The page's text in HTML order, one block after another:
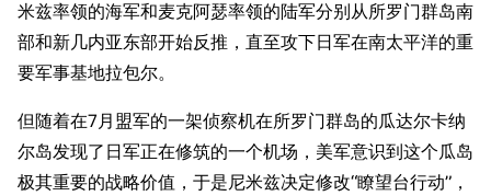
米兹率领的海军和麦克阿瑟率领的陆军分别从所罗门群岛南
部和新几内亚东部开始反推，直至攻下日军在南太平洋的重
要军事基地拉包尔。
但随着在7月盟军的一架侦察机在所罗门群岛的瓜达尔卡纳
尔岛发现了日军正在修筑的一个机场，美军意识到这个瓜岛
极其重要的战略价值，于是尼米兹决定修改“瞭望台行动”，